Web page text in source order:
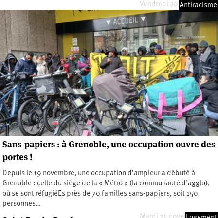
Vendredi 20 février 2026
Antiracisme
Sans-papiers : à Grenoble, une occupation ouvre des
portes !
Depuis le 19 novembre, une occupation d’ampleur a débuté à
Grenoble : celle du siège de la « Métro » (la communauté d’agglo),
où se sont réfugiéEs près de 70 familles sans-papiers, soit 150
personnes…